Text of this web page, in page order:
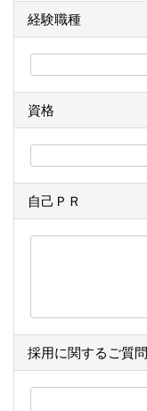
経験職種
資格
自己ＰＲ
採用に関するご質問